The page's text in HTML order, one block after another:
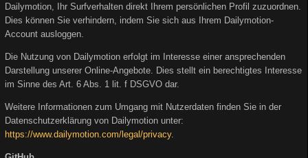
Dailymotion, Ihr Surfverhalten direkt Ihrem persönlichen Profil zuzuordnen.
Dies können Sie verhindern, indem Sie sich aus Ihrem Dailymotion-
Account ausloggen.
Die Nutzung von Dailymotion erfolgt im Interesse einer ansprechenden
Darstellung unserer Online-Angebote. Dies stellt ein berechtigtes Interesse
im Sinne des Art. 6 Abs. 1 lit. f DSGVO dar.
Weitere Informationen zum Umgang mit Nutzerdaten finden Sie in der
Datenschutzerklärung von Dailymotion unter:
https://www.dailymotion.com/legal/privacy.